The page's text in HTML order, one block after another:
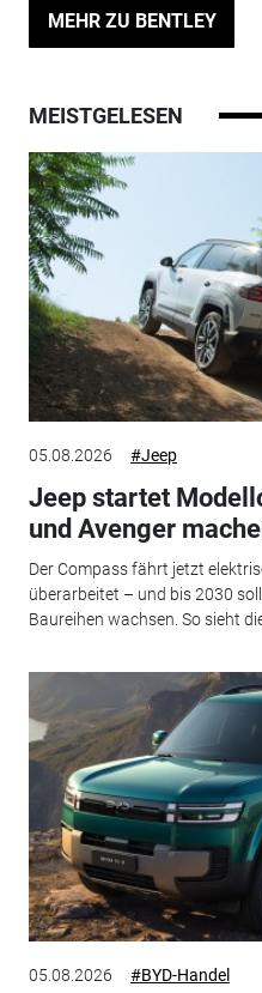
MEHR ZU BENTLEY
MEISTGELESEN
05.08.2026 #Jeep
Jeep startet
und Avenger
Der Compass fährt jetzt
überarbeitet – und bis 2030
Baureihen wachsen. So sieht
05.08.2026 #BYD-Handel